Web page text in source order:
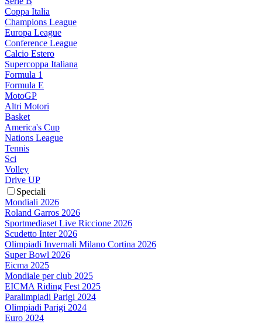
Coppa Italia
Champions League
Europa League
Conference League
Calcio Estero
Supercoppa Italiana
Formula 1
Formula E
MotoGP
Altri Motori
Basket
America's Cup
Nations League
Tennis
Sci
Volley
Drive UP
Speciali
Mondiali 2026
Roland Garros 2026
Sportmediaset Live Riccione 2026
Scudetto Inter 2026
Olimpiadi Invernali Milano Cortina 2026
Super Bowl 2026
Eicma 2025
Mondiale per club 2025
EICMA Riding Fest 2025
Paralimpiadi Parigi 2024
Olimpiadi Parigi 2024
Euro 2024